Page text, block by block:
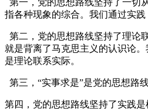
第一，党的思想路线坚持了一切
指各种现象的综合。我们通过实
第二，党的思想路线坚持了理论
就是背离了马克思主义的认识论
是理论联系实际。
第三，“实事求是”是党的思想路
第四，党的思想路线坚持了实践